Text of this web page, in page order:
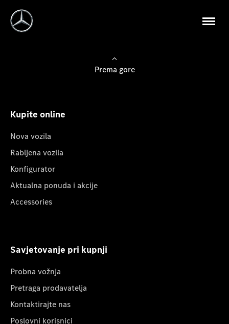
Prema gore
Kupite online
Nova vozila
Rabljena vozila
Konfigurator
Aktualna ponuda i akcije
Accessories
Savjetovanje pri kupnji
Probna vožnja
Pretraga prodavatelja
Kontaktirajte nas
Poslovni korisnici